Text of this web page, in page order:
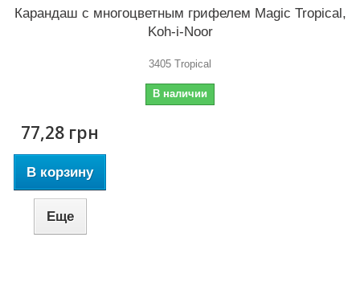
Карандаш с многоцветным грифелем Magic Tropical,
Koh-i-Noor
3405 Tropical
В наличии
77,28 грн
В корзину
Еще